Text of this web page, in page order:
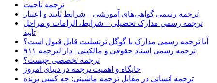
ترجمه ناجیت
ترجمه رسمی گواهی‌های آموزشی – شرایط تأیید و اعتبار
ترجمه رسمی مدارک تحصیلی – شرایط، الزامات و مراحل
تأیید
آیا ترجمه رسمی مدارک با گوگل ترنسلیت قابل قبول است؟
ترجمه رسمی اسناد حقوقی و مالکیتی | دارالترجمه ۹۱۱
ترجمه تخصصی چیست؟
جایگاه و اهمیت ترجمه در دنیای امروز
ترجمه انسانی در مقابل ترجمه ماشینی: چه کسی برنده